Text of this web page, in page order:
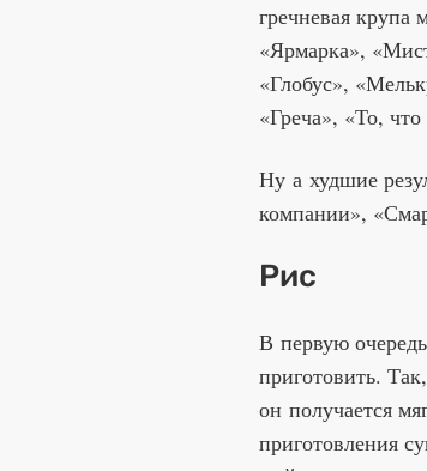
гречневая крупа
«Ярмарка»,
«Глобус»,
«Греча», «То,
Ну а худшие
компании»,
Рис
В первую
приготовить.
он получается
приготовления